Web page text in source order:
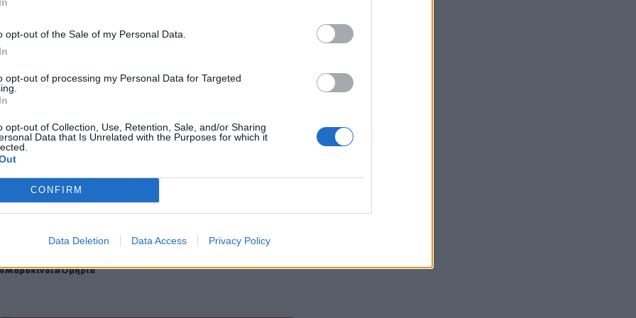
opt-out of the Sale of my Personal Data.
opt-out of processing my Personal Data for Targeted
opt-out of Collection, Use, Retention, Sale, and/or Sharing
Data that Is Unrelated with the Purposes for which it
CONFIRM
Data Deletion Data Access Privacy Policy
Google Newsκαι στοFacebook
μας στο
Μαροκινοί Ομηρία
Η Ρωσία έπληξε δύο πλοία κοντά στο